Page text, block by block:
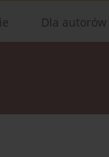
Dla autorów